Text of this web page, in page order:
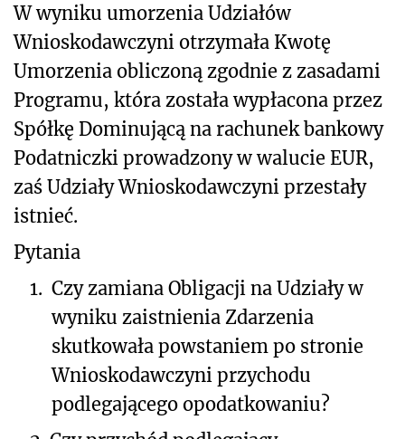
W wyniku umorzenia Udziałów
Wnioskodawczyni otrzymała Kwotę
Umorzenia obliczoną zgodnie z zasadami
Programu, która została wypłacona przez
Spółkę Dominującą na rachunek bankowy
Podatniczki prowadzony w walucie EUR,
zaś Udziały Wnioskodawczyni przestały
istnieć.
Pytania
1. Czy zamiana Obligacji na Udziały w
wyniku zaistnienia Zdarzenia
skutkowała powstaniem po stronie
Wnioskodawczyni przychodu
podlegającego opodatkowaniu?